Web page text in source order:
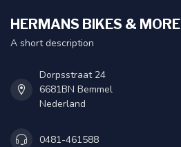
HERMANS BIKES & MORE
A short description
Dorpsstraat 24
6681BN Bemmel
Nederland
0481-461588